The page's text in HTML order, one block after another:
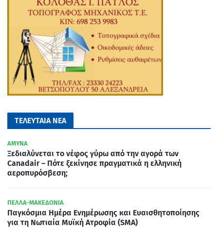
ΤΕΛΕΥΤΑΙΑ ΝΕΑ
ΑΜΥΝΑ
Ξεδιαλύνεται το νέφος γύρω από την αγορά των
Canadair – Πότε ξεκίνησε πραγματικά η ελληνική
αεροπυρόσβεση;
ΠΕΛΛΑ-ΜΑΚΕΔΟΝΙΑ
Παγκόσμια Ημέρα Ενημέρωσης και Ευαισθητοποίησης
για τη Νωτιαία Μυϊκή Ατροφία (SMA)